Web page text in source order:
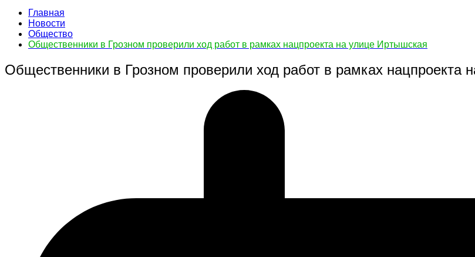
Главная
Новости
Общество
Общественники в Грозном проверили ход работ в рамках нацпроекта на улице Иртышская
Общественники в Грозном проверили ход работ в рамках нацпроекта